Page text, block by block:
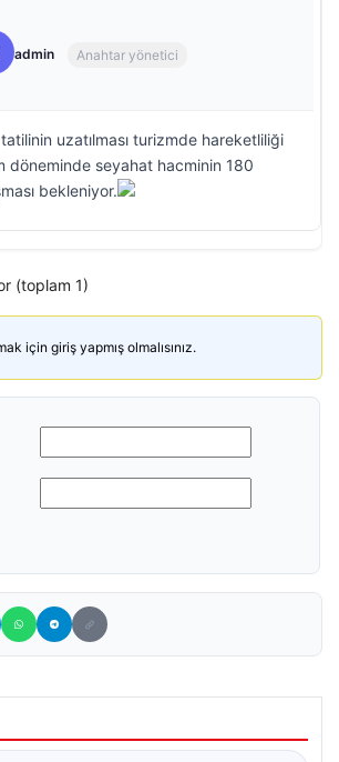
admin Anahtar yönetici
uzatılması turizmde hareketliliği
döneminde seyahat hacminin 180
bekleniyor.
(toplam 1)
için giriş yapmış olmalısınız.